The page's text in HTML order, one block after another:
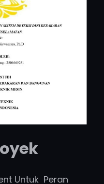
Untuk Peran